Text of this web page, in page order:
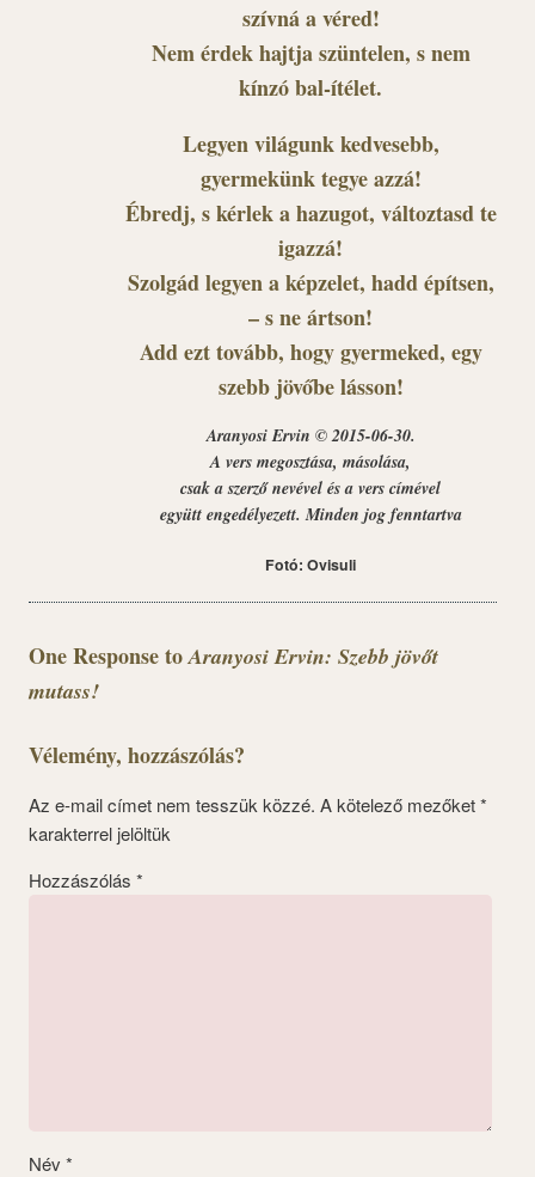
szívná a véred!
Nem érdek hajtja szüntelen, s nem
kínzó bal-ítélet.
Legyen világunk kedvesebb,
gyermekünk tegye azzá!
Ébredj, s kérlek a hazugot, változtasd te
igazzá!
Szolgád legyen a képzelet, hadd építsen,
– s ne ártson!
Add ezt tovább, hogy gyermeked, egy
szebb jövőbe lásson!
Aranyosi Ervin © 2015-06-30.
A vers megosztása, másolása,
csak a szerző nevével és a vers címével
együtt engedélyezett. Minden jog fenntartva
Fotó: Ovisuli
One Response toAranyosi Ervin: Szebb jövőt
mutass!
Vélemény, hozzászólás?
Az e-mail címet nem tesszük közzé. A kötelező mezőket*
karakterrel jelöltük
Hozzászólás *
Név *